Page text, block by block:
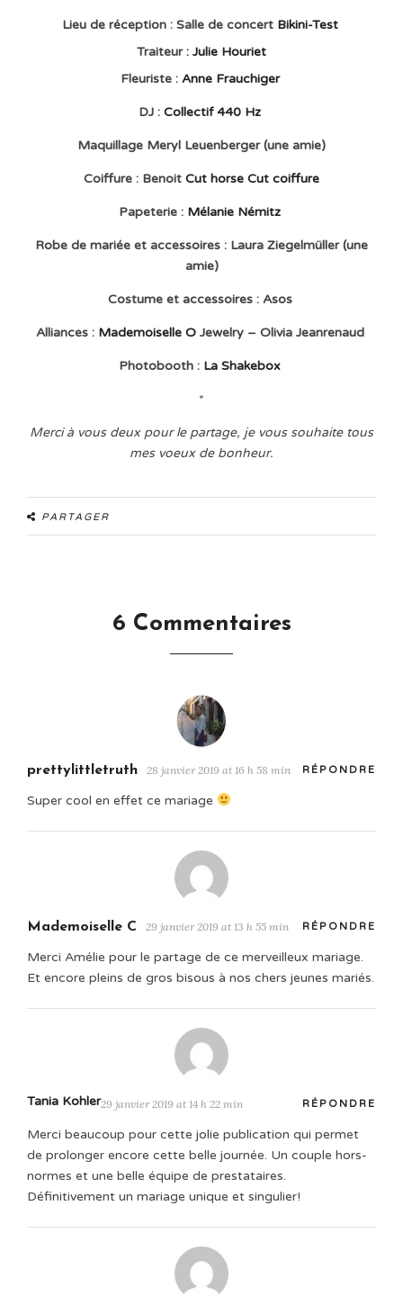
Lieu de réception : Salle de concert Bikini-Test
Traiteur: Julie Houriet
Fleuriste : Anne Frauchiger
DJ : Collectif 440 Hz
Maquillage Meryl Leuenberger (une amie)
Coiffure : Benoit Cut horse Cut coiffure
Papeterie : Mélanie Némitz
Robe de mariée et accessoires : Laura Ziegelmüller (une
amie)
Costume et accessoires : Asos
Alliances : Mademoiselle OJewelry – Olivia Jeanrenaud
Photobooth : La Shakebox
*
Merci à vous deux pour le partage, je vous souhaite tous
mes voeux de bonheur.
PARTAGER
6 Commentaires
prettylittletruth 28 janvier 2019 at 16 h 58 min RÉPONDRE
Super cool en effet ce mariage
Mademoiselle C 29 janvier 2019 at 13 h 55 min RÉPONDRE
Merci Amélie pour le partage de ce merveilleux mariage.
Et encore pleins de gros bisous à nos chers jeunes mariés.
Tania Kohler29 janvier 2019 at 14 h 22 min RÉPONDRE
Merci beaucoup pour cette jolie publication qui permet
de prolonger encore cette belle journée. Un couple hors-
normes et une belle équipe de prestataires.
Définitivement un mariage unique et singulier!